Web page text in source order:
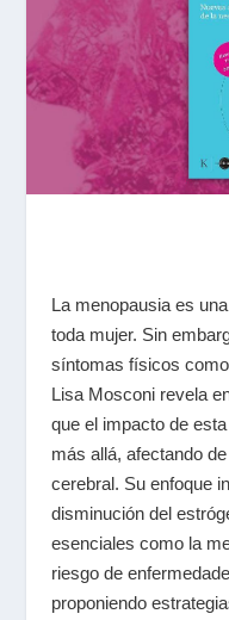
La menopausia es
toda mujer. Sin
síntomas físicos
Lisa Mosconi revela
que el impacto de
más allá, afectando
cerebral. Su enfoque
disminución del
esenciales como la
riesgo de
proponiendo